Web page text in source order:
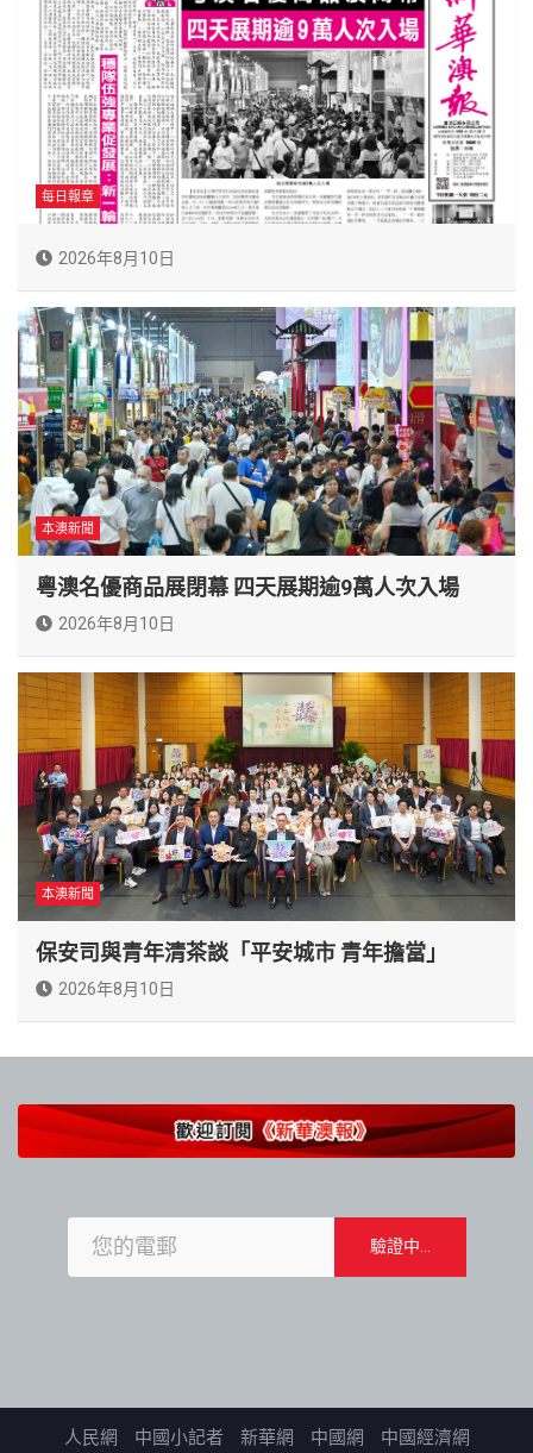
每日報章
2026年8月10日
本澳新聞
粵澳名優商品展閉幕 四天展期逾9萬人次入場
2026年8月10日
本澳新聞
保安司與青年清茶談「平安城市 青年擔當」
2026年8月10日
人民網 中國小記者 新華網 中國網 中國經濟網